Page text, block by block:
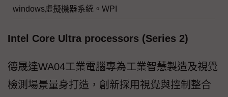
windows虛擬機器系統。WPI
Intel Core Ultra processors (Series 2)
德晟達WA04工業電腦專為工業智慧製造及視覺
檢測場景量身打造，創新採用視覺與控制整合